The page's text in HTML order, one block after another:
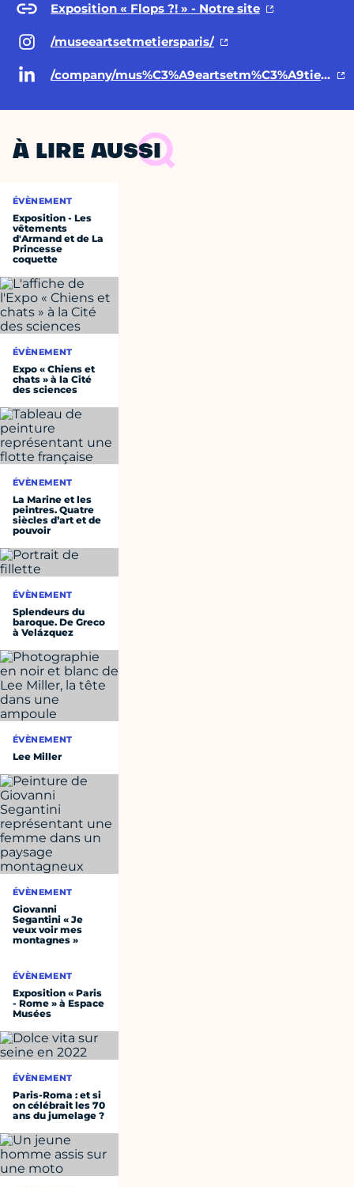
Exposition « Flops ?! » - Notre site
/museeartsetmetiersparis/
/company/mus%C3%A9eartsetm%C3%A9tiers/posts/
À LIRE AUSSI
ÉVÈNEMENT
Exposition - Les
vêtements
d'Armand et de La
Princesse
coquette
ÉVÈNEMENT
Expo « Chiens et
chats » à la Cité
des sciences
ÉVÈNEMENT
La Marine et les
peintres. Quatre
siècles d’art et de
pouvoir
ÉVÈNEMENT
Splendeurs du
baroque. De Greco
à Velázquez
ÉVÈNEMENT
Lee Miller
ÉVÈNEMENT
Giovanni
Segantini « Je
veux voir mes
montagnes »
ÉVÈNEMENT
Exposition « Paris
- Rome » à Espace
Musées
ÉVÈNEMENT
Paris-Roma : et si
on célébrait les 70
ans du jumelage ?